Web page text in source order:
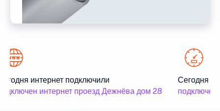
интернет подключили
интернет проезд Дежнёва дом 28
Сегодня
подключен